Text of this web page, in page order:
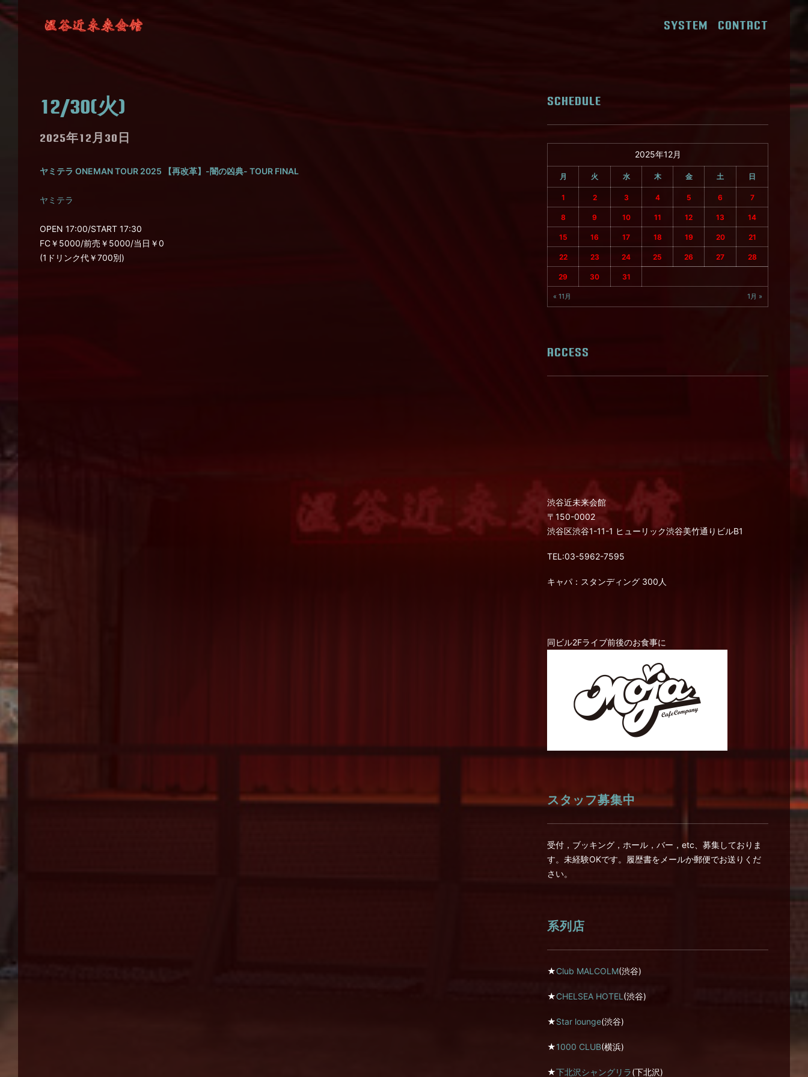
SYSTEM CONTACT
12/30(火)
2025年12月30日
ヤミテラ ONEMAN TOUR 2025 【再改革】-闇の凶典- TOUR FINAL
ヤミテラ
OPEN 17:00/START 17:30
FC￥5000/前売￥5000/当日￥0
(1ドリンク代￥700別)
SCHEDULE
2025年12月
月 火 水 木 金 土 日
1 2 3 4 5 6 7
8 9 10 11 12 13 14
15 16 17 18 19 20 21
22 23 24 25 26 27 28
29 30 31
« 11月 1月 »
ACCESS
渋谷近未来会館
〒150-0002
渋谷区渋谷1-11-1 ヒューリック渋谷美竹通りビルB1
TEL:03-5962-7595
キャパ：スタンディング 300人
同ビル2Fライブ前後のお食事に
スタッフ募集中
受付，ブッキング，ホール，バー，etc、募集しておりま
す。未経験OKです。履歴書をメールか郵便でお送りくだ
さい。
系列店
★Club MALCOLM(渋谷)
★CHELSEA HOTEL (渋谷)
★Star lounge(渋谷)
★1000 CLUB(横浜)
★下北沢シャングリラ(下北沢)